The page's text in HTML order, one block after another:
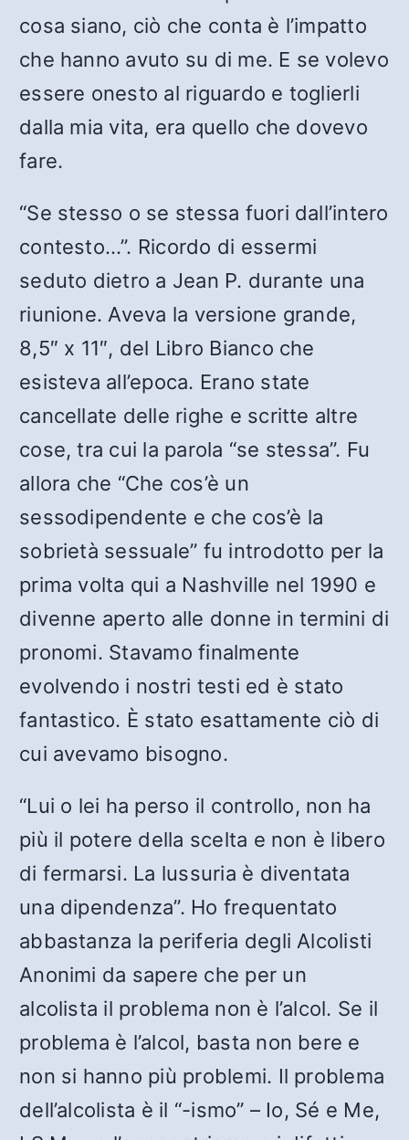
cosa siano, ciò che conta è l’impatto
che hanno avuto su di me. E se volevo
essere onesto al riguardo e toglierli
dalla mia vita, era quello che dovevo
fare.
“Se stesso o se stessa fuori dall’intero
contesto…”. Ricordo di essermi
seduto dietro a Jean P. durante una
riunione. Aveva la versione grande,
8,5″ x 11″, del Libro Bianco che
esisteva all’epoca. Erano state
cancellate delle righe e scritte altre
cose, tra cui la parola “se stessa”. Fu
allora che “Che cos’è un
sessodipendente e che cos’è la
sobrietà sessuale” fu introdotto per la
prima volta qui a Nashville nel 1990 e
divenne aperto alle donne in termini di
pronomi. Stavamo finalmente
evolvendo i nostri testi ed è stato
fantastico. È stato esattamente ciò di
cui avevamo bisogno.
“Lui o lei ha perso il controllo, non ha
più il potere della scelta e non è libero
di fermarsi. La lussuria è diventata
una dipendenza”. Ho frequentato
abbastanza la periferia degli Alcolisti
Anonimi da sapere che per un
alcolista il problema non è l’alcol. Se il
problema è l’alcol, basta non bere e
non si hanno più problemi. Il problema
dell’alcolista è il “-ismo” – Io, Sé e Me,